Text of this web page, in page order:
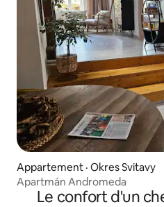
Appartement · Okres Svitavy
Apartmán Andromeda
Le confort d'un